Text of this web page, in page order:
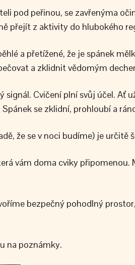
pod peřinou, se zavřenýma
přejít z aktivity do hlubokého
a přetížené, že je spánek
a zklidnit vědomým
signál. Cvičení plní svůj účel. Ať
se zklidní, prohloubí a
že se v noci budíme) je určitě
vám doma cviky připomenou.
bezpečný pohodlný
na poznámky.